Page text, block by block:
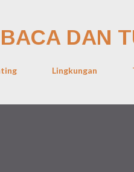
DAN
Lingkungan